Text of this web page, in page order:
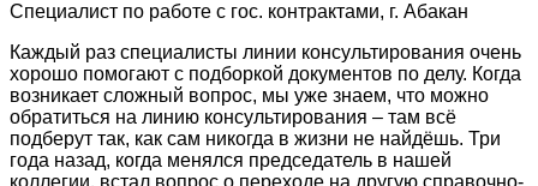
Специалист по работе с гос. контрактами, г. Абакан
Каждый раз специалисты линии консультирования очень
хорошо помогают с подборкой документов по делу. Когда
возникает сложный вопрос, мы уже знаем, что можно
обратиться на линию консультирования – там всё
подберут так, как сам никогда в жизни не найдёшь. Три
года назад, когда менялся председатель в нашей
коллегии, встал вопрос о переходе на другую справочно-